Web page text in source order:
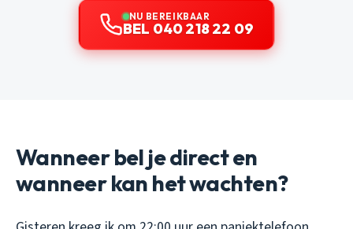
NU BEREIKBAAR
BEL 040 218 22 09
Wanneer bel je direct en
wanneer kan het wachten?